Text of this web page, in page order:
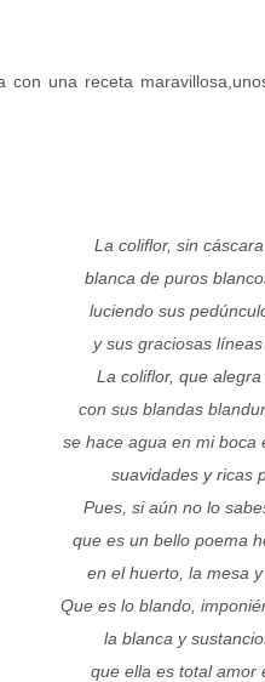
con una receta
La coliflor, sin
blanca de puros
luciendo sus
y sus graciosas líneas
La coliflor, que
con sus blandas
se hace agua en mi boca
suavidades y ricas
Pues, si aún no lo
que es un bello poema
en el huerto, la mesa y
Que es lo blando,
la blanca y
que ella es total amor